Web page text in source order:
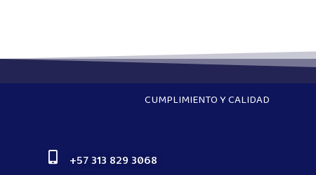
CUMPLIMIENTO Y CALIDAD
+57 313 829 3068